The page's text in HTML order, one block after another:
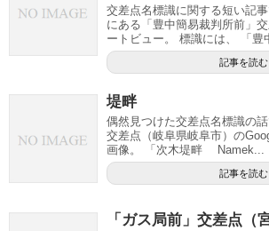
交差点名標識に関する短い記
にある「豊中簡易裁判所前」
ートビュー。 標識には、 「豊
記事を読む
堤畔
偶然見つけた交差点名標識の話
交差点（岐阜県岐阜市）の
画像。 「次木堤畔 Namek...
記事を読む
「ガス局前」交差点（